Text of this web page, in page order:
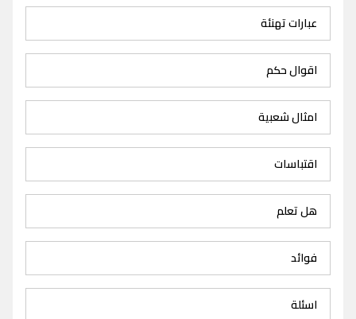
عبارات تهنئة
اقوال حكم
امثال شعبية
اقتباسات
هل تعلم
فوائد
اسئلة